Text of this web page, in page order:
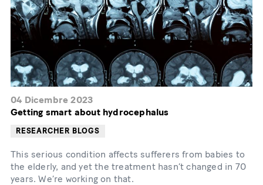
04 Dicembre 2023
Getting smart about hydrocephalus
RESEARCHER BLOGS
This serious condition affects sufferers from babies to
the elderly, and yet the treatment hasn’t changed in 70
years. We’re working on that.